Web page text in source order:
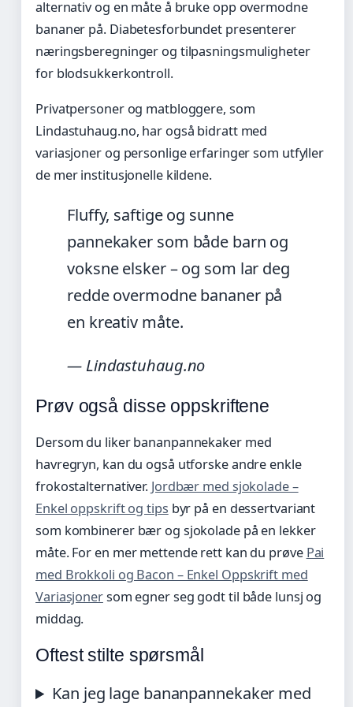
alternativ og en måte å bruke opp overmodne
bananer på. Diabetesforbundet presenterer
næringsberegninger og tilpasningsmuligheter
for blodsukkerkontroll.
Privatpersoner og matbloggere, som
Lindastuhaug.no, har også bidratt med
variasjoner og personlige erfaringer som utfyller
de mer institusjonelle kildene.
Fluffy, saftige og sunne
pannekaker som både barn og
voksne elsker – og som lar deg
redde overmodne bananer på
en kreativ måte.
— Lindastuhaug.no
Prøv også disse oppskriftene
Dersom du liker bananpannekaker med
havregryn, kan du også utforske andre enkle
frokostalternativer. Jordbær med sjokolade –
Enkel oppskrift og tips byr på en dessertvariant
som kombinerer bær og sjokolade på en lekker
måte. For en mer mettende rett kan du prøve Pai
med Brokkoli og Bacon – Enkel Oppskrift med
Variasjonersom egner seg godt til både lunsj og
middag.
Oftest stilte spørsmål
Kan jeg lage bananpannekaker med